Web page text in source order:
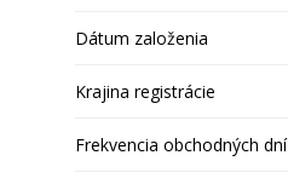
Dátum založenia
Krajina registrácie
Frekvencia obchodných dní